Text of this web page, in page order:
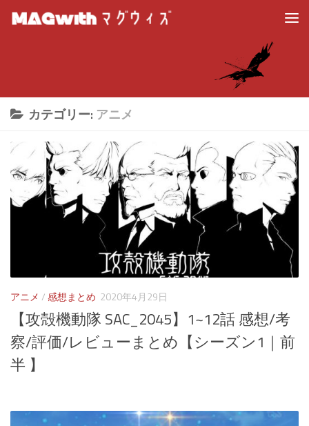
カテゴリー: アニメ
アニメ /感想まとめ 2020年4月29日
【攻殻機動隊 SAC_2045】1~12話 感想/考
察/評価/レビューまとめ【シーズン1｜前
半 】